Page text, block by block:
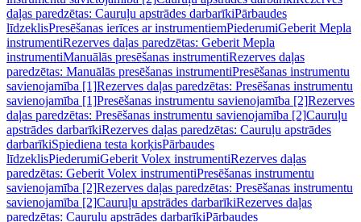
daļas paredzētas: Cauruļu apstrādes darbarīkiPārbaudes
līdzeklisPresēšanas ierīces ar instrumentiemPiederumiGeberit Mepla
instrumentiRezerves daļas paredzētas: Geberit Mepla
instrumentiManuālās presēšanas instrumentiRezerves daļas
paredzētas: Manuālās presēšanas instrumentiPresēšanas instrumentu
savienojamība [1]Rezerves daļas paredzētas: Presēšanas instrumentu
savienojamība [1]Presēšanas instrumentu savienojamība [2]Rezerves
daļas paredzētas: Presēšanas instrumentu savienojamība [2]Cauruļu
apstrādes darbarīkiRezerves daļas paredzētas: Cauruļu apstrādes
darbarīkiSpiediena testa korķisPārbaudes
līdzeklisPiederumiGeberit Volex instrumentiRezerves daļas
paredzētas: Geberit Volex instrumentiPresēšanas instrumentu
savienojamība [2]Rezerves daļas paredzētas: Presēšanas instrumentu
savienojamība [2]Cauruļu apstrādes darbarīkiRezerves daļas
paredzētas: Cauruļu apstrādes darbarīkiPārbaudes